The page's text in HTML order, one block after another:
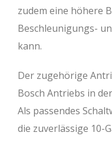
zudem eine höhere
Beschleunigungs-
kann.
Der zugehörige
Bosch Antriebs in
Als passendes
die zuverlässige 10-